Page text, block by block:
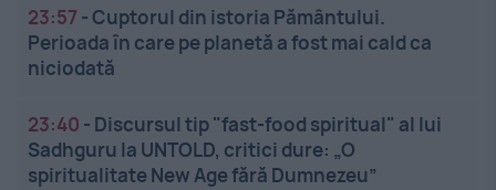
23:57 -Cuptorul din istoria Pământului.
Perioada în care pe planetă a fost mai cald ca
niciodată
23:40 - Discursul tip "fast-food spiritual" al lui
Sadhguru la UNTOLD, critici dure: „O
spiritualitate New Age fără Dumnezeu”